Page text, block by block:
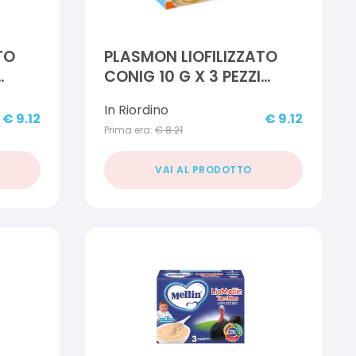
€ 9.12
PLASMON LIOFILIZZATO
CONIG 10 G X 3 PEZZI
In Riordino
Prima era: €8.21
€ 9.12
VAI AL PRODOTTO